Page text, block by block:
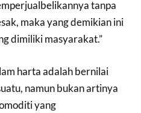
tanpa
maka yang demikian ini
dimiliki masyarakat.”
harta adalah bernilai
namun bukan artinya
yang